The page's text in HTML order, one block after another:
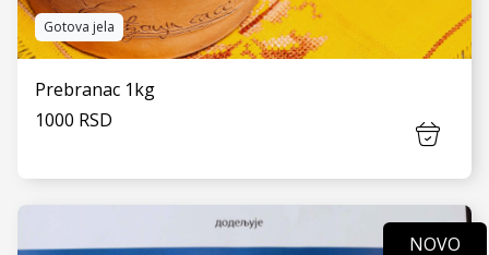
Gotova jela
Prebranac 1kg
1000 RSD
NOVO